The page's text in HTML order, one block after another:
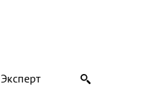
Эксперт